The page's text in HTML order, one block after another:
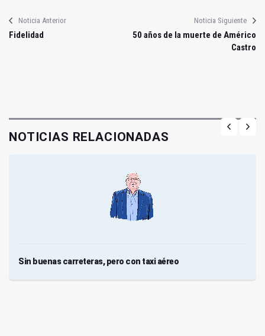
Noticia Anterior
Fidelidad
Noticia Siguiente
50 años de la muerte de Américo
Castro
NOTICIAS RELACIONADAS
Sin buenas carreteras, pero con taxi aéreo